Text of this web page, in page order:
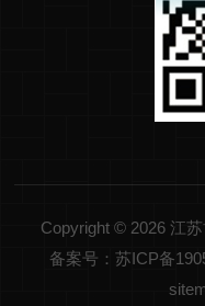
Copyright © 2026 江
备案号：苏ICP备